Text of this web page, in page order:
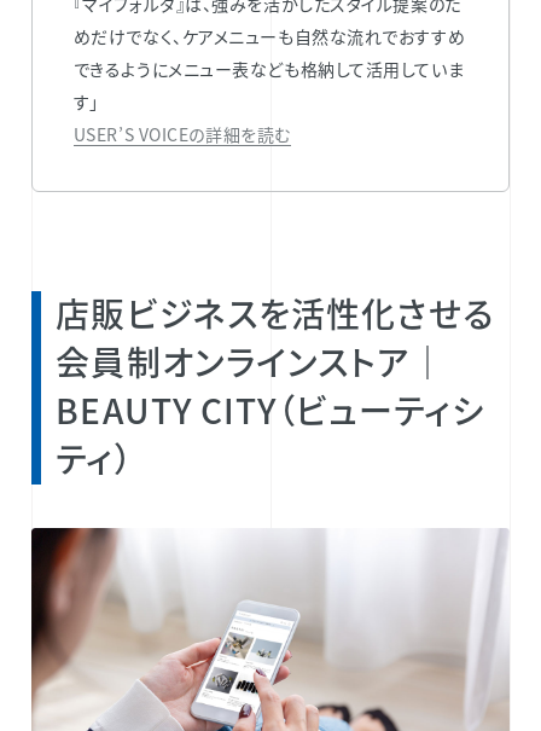
めだけでなく、ケアメニューも自然な流れでおすすめ
できるようにメニュー表なども格納して活用していま
す」
USER’S VOICEの詳細を読む
店販ビジネスを活性化させる
会員制オンラインストア｜
BEAUTY CITY（ビューティシ
ティ）